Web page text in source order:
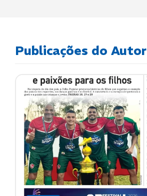
Publicações do Autor